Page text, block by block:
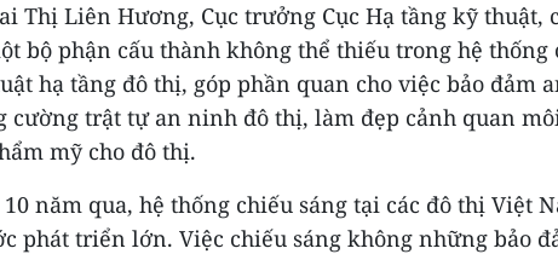
Thị Liên Hương, Cục trưởng Cục Hạ tầng kỹ thuật,
bộ phận cấu thành không thể thiếu trong hệ thống
hạ tầng đô thị, góp phần quan cho việc bảo đảm
cường trật tự an ninh đô thị, làm đẹp cảnh quan
mỹ cho đô thị.
năm qua, hệ thống chiếu sáng tại các đô thị Việt
phát triển lớn. Việc chiếu sáng không những bảo